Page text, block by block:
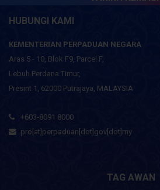
HUBUNGI KAMI
KEMENTERIAN PERPADUAN NEGARA
Aras 5 - 10, Blok F9, Parcel F,
Lebuh Perdana Timur,
Presint 1, 62000 Putrajaya, MALAYSIA
+603-8091 8000
pro[at]perpaduan[dot]gov[dot]my
TAG AWAN